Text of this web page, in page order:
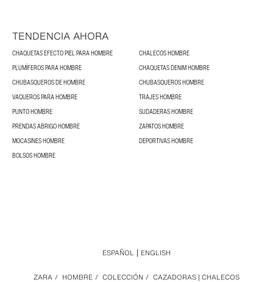
TENDENCIA AHORA
CHAQUETAS EFECTO PIEL PARA HOMBRE
CHALECOS HOMBRE
PLUMÍFEROS PARA HOMBRE
CHAQUETAS DENIM HOMBRE
CHUBASQUEROS DE HOMBRE
CHUBASQUEROS HOMBRE
VAQUEROS PARA HOMBRE
TRAJES HOMBRE
PUNTO HOMBRE
SUDADERAS HOMBRE
PRENDAS ABRIGO HOMBRE
ZAPATOS HOMBRE
MOCASINES HOMBRE
DEPORTIVAS HOMBRE
BOLSOS HOMBRE
ZARA / HOMBRE / COLECCIÓN / CAZADORAS | CHALECOS
ESPAÑOL ENGLISH